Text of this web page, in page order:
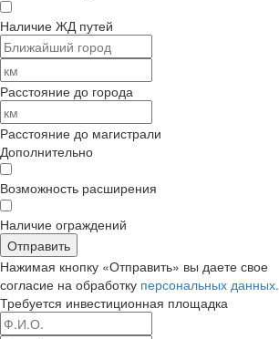
Наличие ЖД путей
Расстояние до города
Расстояние до магистрали
Дополнительно
Возможность расширения
Наличие ограждений
Отправить
Нажимая кнопку «Отправить» вы даете свое
согласие на обработку персональных данных.
Требуется инвестиционная площадка